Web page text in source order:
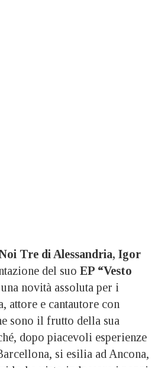
Tre di Alessandria, Igor
del suo EP “Vesto
novità assoluta per i
attore e cantautore con
sono il frutto della sua
dopo piacevoli esperienze
si esilia ad Ancona,